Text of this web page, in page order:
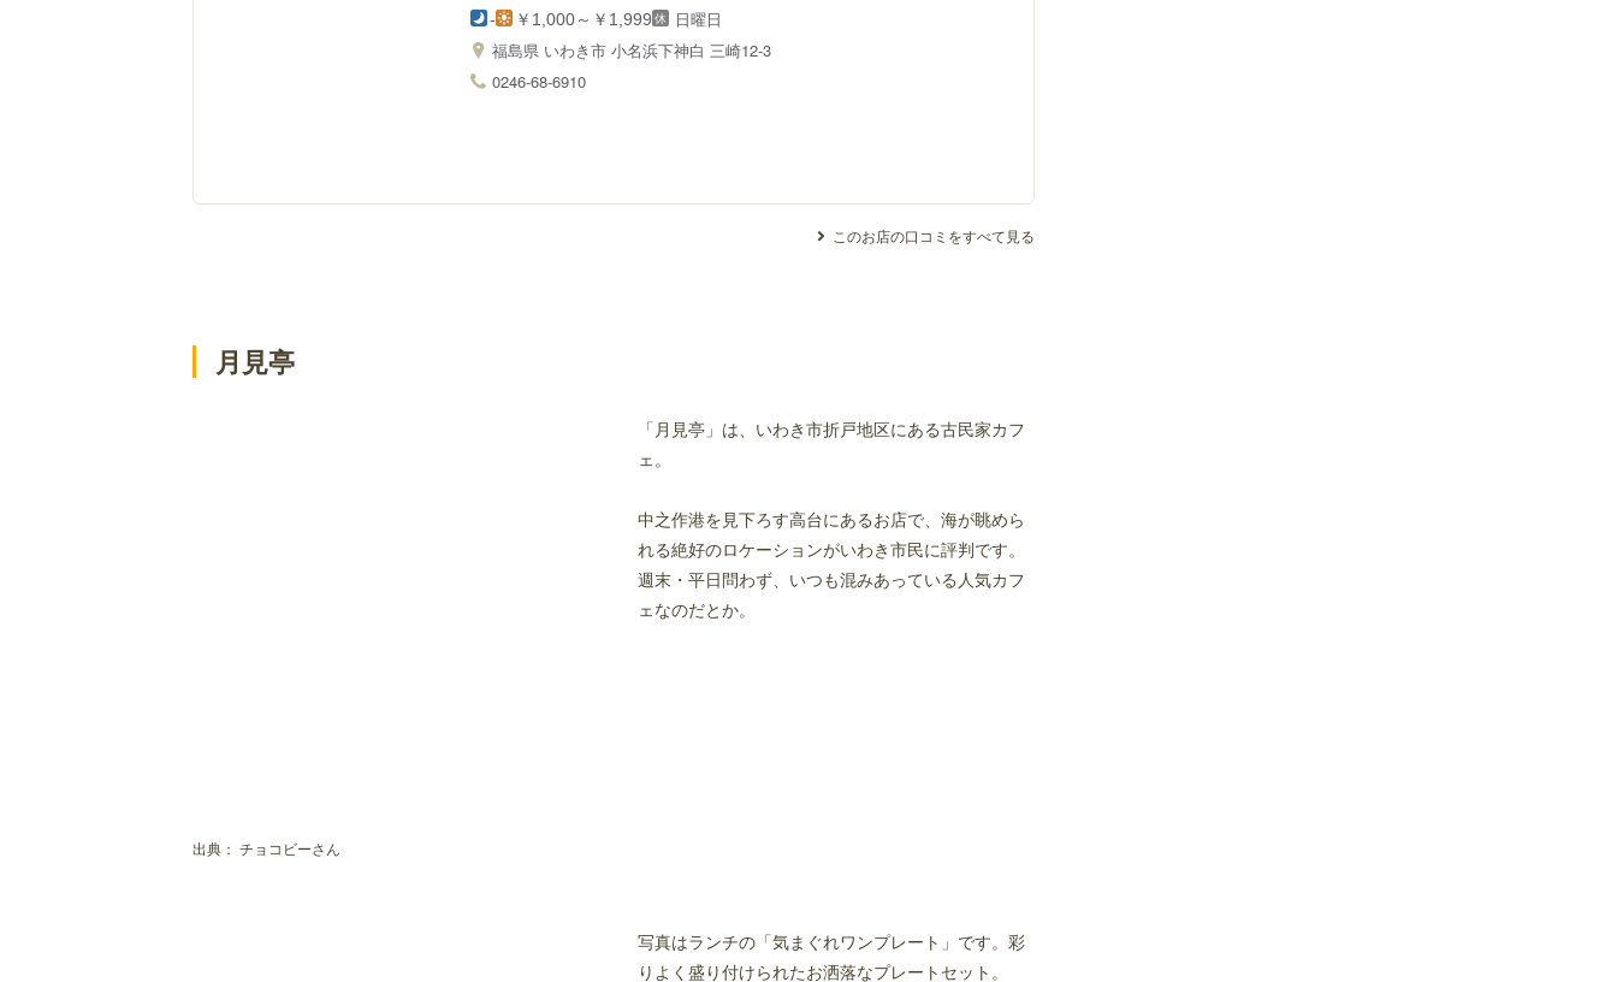
- ￥1,000～￥1,999
日曜日
福島県 いわき市 小名浜下神白 三崎12-3
0246-68-6910
このお店の口コミをすべて見る
月見亭
出典： チョコビーさん
「月見亭」は、いわき市折戸地区にある古民家カフ
ェ。
中之作港を見下ろす高台にあるお店で、海が眺めら
れる絶好のロケーションがいわき市民に評判です。
週末・平日問わず、いつも混みあっている人気カフ
ェなのだとか。
写真はランチの「気まぐれワンプレート」です。彩
りよく盛り付けられたお洒落なプレートセット。